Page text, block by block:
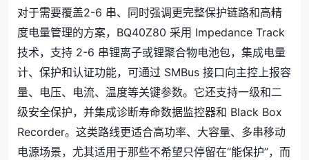
对于需要覆盖2-6 串、同时强调更完整保护链路和高精
度电量管理的方案，BQ40Z80 采用 Impedance Track
技术，支持 2-6 串锂离子或锂聚合物电池包，集成电量
计、保护和认证功能，可通过 SMBus 接口向主控上报容
量、电压、电流、温度等关键参数。它还支持一级和二
级安全保护，并集成诊断寿命数据监控器和 Black Box
Recorder。这类路线更适合高功率、大容量、多串移动
电源场景，尤其适用于那些不希望只停留在“能保护”，而